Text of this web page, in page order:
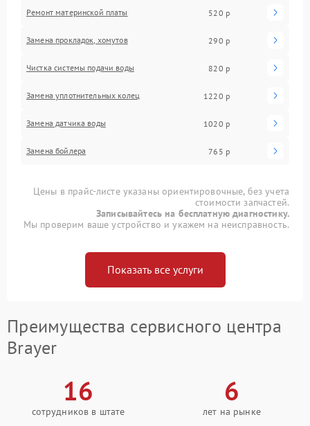
Ремонт материнской платы 520 р
Замена прокладок, хомутов 290 р
Чистка системы подачи воды 820 р
Замена уплотнительных колец 1220 р
Замена датчика воды 1020 р
Замена бойлера 765 р
Цены в прайс-листе указаны ориентировочные, без учета
стоимости запчастей.
Записывайтесь на бесплатную диагностику.
Мы проверим ваше устройство и укажем на неисправность.
Показать все услуги
Преимущества сервисного центра
Brayer
16
сотрудников в штате
6
лет на рынке